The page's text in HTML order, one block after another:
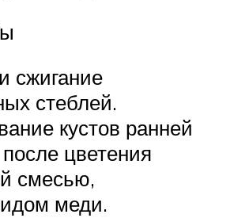
сжигание
стеблей.
кустов ранней
цветения
смесью,
меди.